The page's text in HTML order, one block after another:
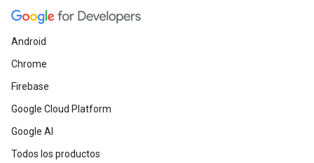
Android
Chrome
Firebase
Google Cloud Platform
Google AI
Todos los productos